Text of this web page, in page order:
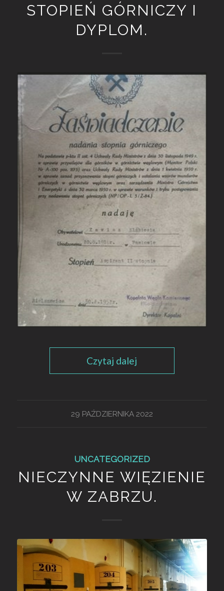
STOPIEŃ GÓRNICZY I
DYPLOM.
Czytaj dalej
29 PAŹDZIERNIKA 2022
UNCATEGORIZED
NIECZYNNE WIĘZIENIE
W ZABRZU.